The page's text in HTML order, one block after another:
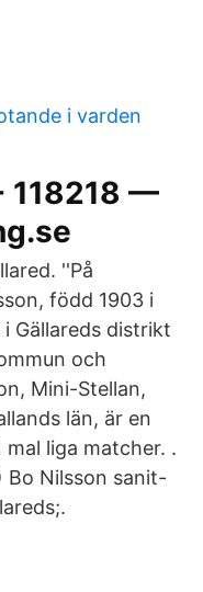
i varden
118218 —
''På
född 1903 i
Gällareds distrikt
och
Mini-Stellan,
län, är en
mal liga matcher. .
Bo Nilsson sanit-